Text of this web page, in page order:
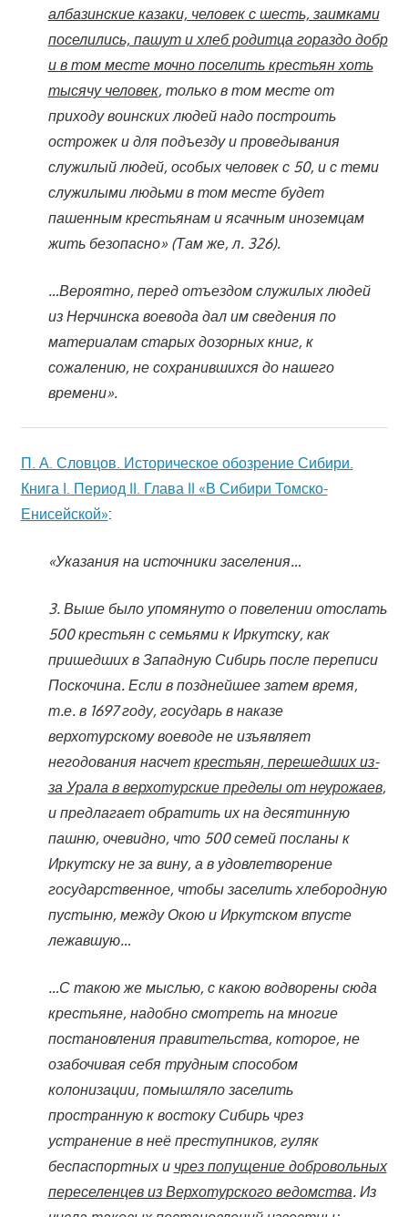
албазинские казаки, человек с шесть, заимками
поселились, пашут и хлеб родитца гораздо добр
и в том месте мочно поселить крестьян хоть
тысячу человек, только в том месте от
приходу воинских людей надо построить
острожек и для подъезду и проведывания
служилый людей, особых человек с 50, и с теми
служилыми людьми в том месте будет
пашенным крестьянам и ясачным иноземцам
жить безопасно» (Там же, л. 326).
…Вероятно, перед отъездом служилых людей
из Нерчинска воевода дал им сведения по
материалам старых дозорных книг, к
сожалению, не сохранившихся до нашего
времени».
П. А. Словцов. Историческое обозрение Сибири.
Книга I. Период II. Глава II «В Сибири Томско-
Енисейской»:
«Указания на источники заселения…
3. Выше было упомянуто о повелении отослать
500 крестьян с семьями к Иркутску, как
пришедших в Западную Сибирь после переписи
Поскочина. Если в позднейшее затем время,
т.е. в 1697 году, государь в наказе
верхотурскому воеводе не изъявляет
негодования насчет крестьян, перешедших из-
за Урала в верхотурские пределы от неурожаев,
и предлагает обратить их на десятинную
пашню, очевидно, что 500 семей посланы к
Иркутску не за вину, а в удовлетворение
государственное, чтобы заселить хлебородную
пустыню, между Окою и Иркутском впусте
лежавшую…
…С такою же мыслью, с какою водворены сюда
крестьяне, надобно смотреть на многие
постановления правительства, которое, не
озабочивая себя трудным способом
колонизации, помышляло заселить
пространную к востоку Сибирь чрез
устранение в неё преступников, гуляк
беспаспортных и чрез попущение добровольных
переселенцев из Верхотурского ведомства. Из